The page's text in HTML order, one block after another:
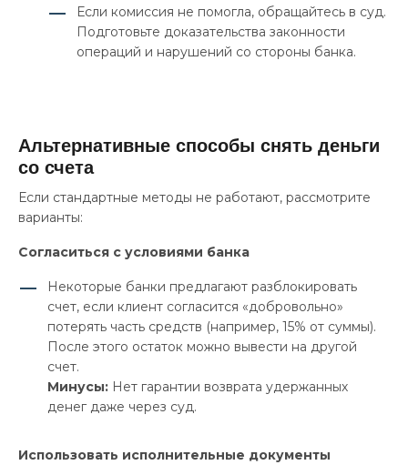
Если комиссия не помогла, обращайтесь в суд.
Подготовьте доказательства законности
операций и нарушений со стороны банка.
Альтернативные способы снять деньги
со счета
Если стандартные методы не работают, рассмотрите
варианты:
Согласиться с условиями банка
Некоторые банки предлагают разблокировать
счет, если клиент согласится «добровольно»
потерять часть средств (например, 15% от суммы).
После этого остаток можно вывести на другой
счет.
Минусы: Нет гарантии возврата удержанных
денег даже через суд.
Использовать исполнительные документы